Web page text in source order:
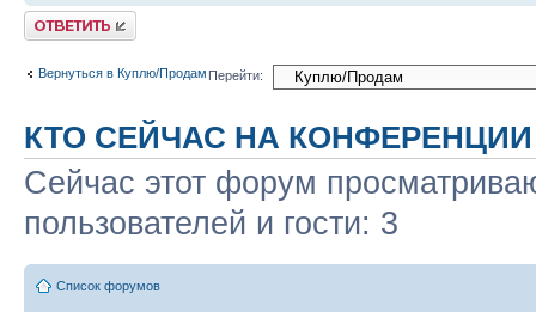
Ответить
Вернуться в Куплю/Продам Перейти:
КТО СЕЙЧАС НА КОНФЕРЕНЦИИ
Сейчас этот форум
пользователей и гости: 3
Список форумов